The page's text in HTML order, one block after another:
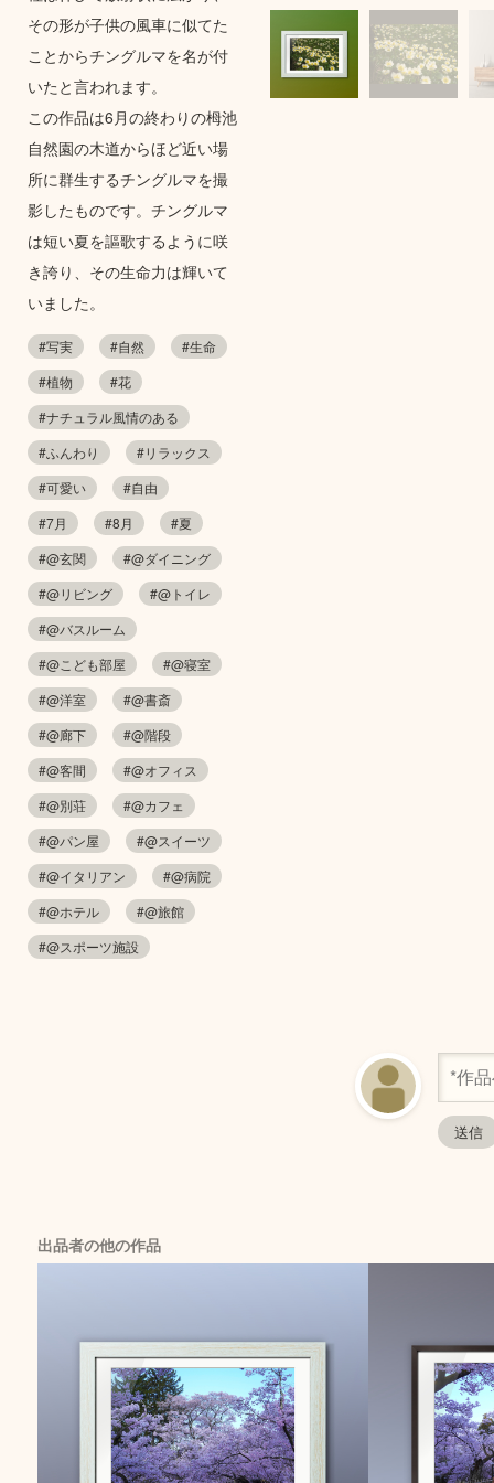
その形が子供の風車に似てた
ことからチングルマを名が付
いたと言われます。
この作品は6月の終わりの栂池
自然園の木道からほど近い場
所に群生するチングルマを撮
影したものです。チングルマ
は短い夏を謳歌するように咲
き誇り、その生命力は輝いて
いました。
#写実 #自然
#生命
#植物
#花
#ナチュラル風情のある
#ふんわり
#リラックス
#可愛い
#自由
#7月
#8月
#夏
#@玄関
#@ダイニング
#@リビング
#@トイレ
#@バスルーム
#@こども部屋
#@寝室
#@洋室
#@書斎
#@廊下
#@階段
#@客間
#@オフィス
#@別荘
#@カフェ
#@パン屋
#@スイーツ
#@イタリアン
#@病院
#@ホテル
#@旅館
#@スポーツ施設
出品者の他の作品